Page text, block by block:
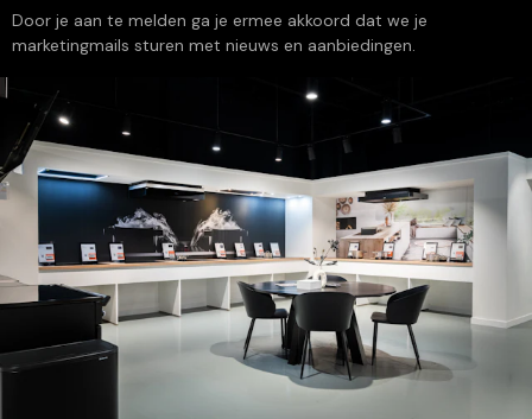
Door je aan te melden ga je ermee akkoord dat we je
marketingmails sturen met nieuws en aanbiedingen.